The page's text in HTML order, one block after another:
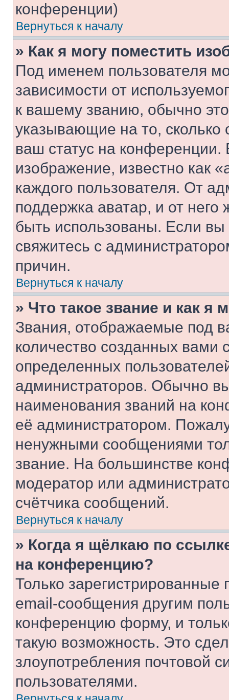
конференции)
Вернуться к началу
» Как я могу поместить
Под именем пользователя
зависимости от
к вашему званию, обычно это
указывающие на то,
ваш статус на
изображение, известно как
каждого пользователя. От
поддержка аватар, и от него
быть использованы. Если
свяжитесь с
причин.
Вернуться к началу
» Что такое звание и как я
Звания, отображаемые под
количество созданных
определенных
администраторов. Обычно
наименования званий на
её администратором.
ненужными сообщениями
звание. На большинстве
модератор или
счётчика сообщений.
Вернуться к началу
» Когда я щёлкаю по
на конференцию?
Только зарегистрированные
email-сообщения другим
конференцию форму, и
такую возможность. Это
злоупотребления почтовой
пользователями.